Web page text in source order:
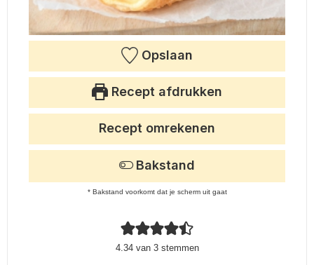
Opslaan
Recept afdrukken
4.34van 3stemmen
Recept omrekenen
Bakstand
* Bakstand voorkomt dat je scherm uit gaat